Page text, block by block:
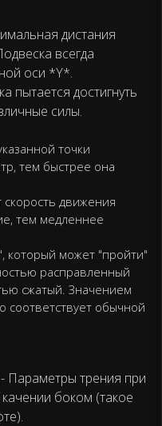
дистания
всегда
оси *Y*.
пытается достигнуть
силы.
точки
тем быстрее она
скорость движения
тем медленнее
который может "пройти"
расправленный
сжатый. Значением
соответствует обычной
- Параметры трения при
боком (такое